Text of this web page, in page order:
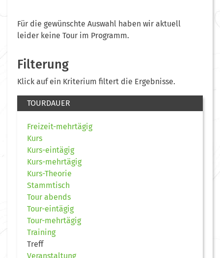
Für die gewünschte Auswahl haben wir aktuell
leider keine Tour im Programm.
Filterung
Klick auf ein Kriterium filtert die Ergebnisse.
TOURDAUER
Freizeit-mehrtägig
Kurs
Kurs-eintägig
Kurs-mehrtägig
Kurs-Theorie
Stammtisch
Tour abends
Tour-eintägig
Tour-mehrtägig
Training
Treff
Veranstaltung